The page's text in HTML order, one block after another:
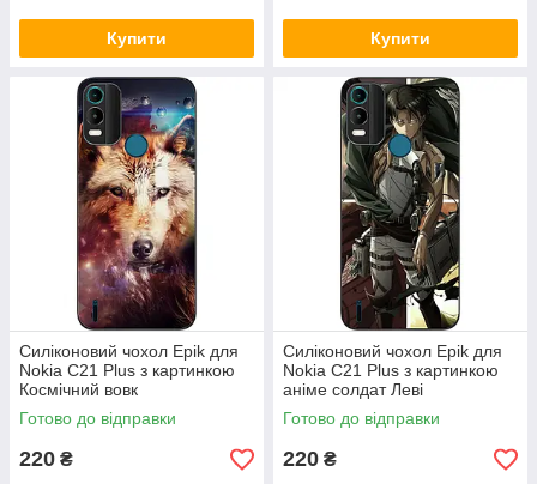
Купити Купити
Силіконовий чохол Epik для
Nokia C21 Plus з картинкою
Космічний вовк
Готово до відправки
220 ₴
Силіконовий чохол Epik для
Nokia C21 Plus з картинкою
аніме солдат Леві
Готово до відправки
220 ₴